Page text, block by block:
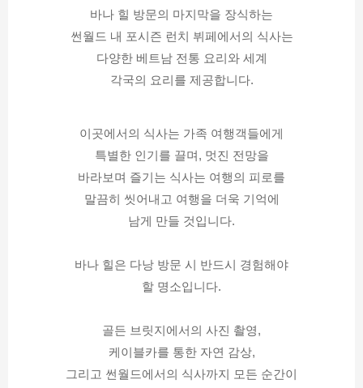
바나 힐 방문의 마지막을 장식하는
썬월드 내 포시즌 런치 뷔페에서의 식사는
다양한 베트남 전통 요리와 세계
각국의 요리를 제공합니다.
이곳에서의 식사는 가족 여행객들에게
특별한 인기를 끌며, 멋진 전망을
바라보며 즐기는 식사는 여행의 피로를
말끔히 씻어내고 여행을 더욱 기억에
남게 만들 것입니다.
바나 힐은 다낭 방문 시 반드시 경험해야
할 명소입니다.
골든 브릿지에서의 사진 촬영,
케이블카를 통한 자연 감상,
그리고 썬월드에서의 식사까지 모든 순간이